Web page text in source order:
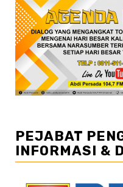
PEJABAT
INFORMASI &